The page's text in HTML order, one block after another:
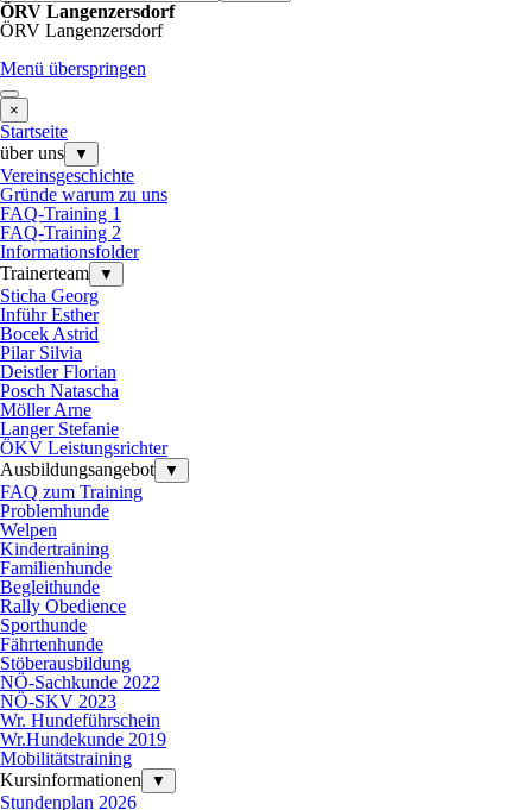
ÖRV Langenzersdorf
ÖRV Langenzersdorf
Menü überspringen
×
Startseite
über uns
▼
Vereinsgeschichte
Gründe warum zu uns
FAQ-Training 1
FAQ-Training 2
Informationsfolder
Trainerteam
▼
Sticha Georg
Inführ Esther
Bocek Astrid
Pilar Silvia
Deistler Florian
Posch Natascha
Möller Arne
Langer Stefanie
ÖKV Leistungsrichter
Ausbildungsangebot
▼
FAQ zum Training
Problemhunde
Welpen
Kindertraining
Familienhunde
Begleithunde
Rally Obedience
Sporthunde
Fährtenhunde
Stöberausbildung
NÖ-Sachkunde 2022
NÖ-SKV 2023
Wr. Hundeführschein
Wr.Hundekunde 2019
Mobilitätstraining
Kursinformationen
▼
Stundenplan 2026